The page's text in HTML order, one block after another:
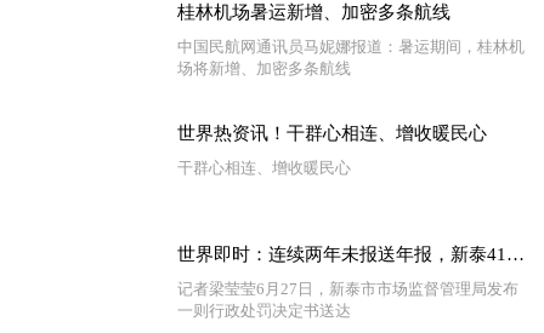
桂林机场暑运新增、加密多条航线
中国民航网通讯员马妮娜报道：暑运期间，桂林机
场将新增、加密多条航线
世界热资讯！干群心相连、增收暖民心
干群心相连、增收暖民心
世界即时：连续两年未报送年报，新泰41户企业被吊销营业执照
记者梁莹莹6月27日，新泰市市场监督管理局发布
一则行政处罚决定书送达